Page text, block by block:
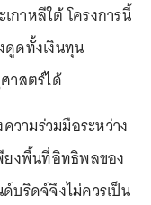
กาหลีใต้ โครงการนี้
ดทั้งเงินทุน
าสตร์ได้
วามร่วมมือระหว่าง
ยงพื้นที่อิทธิพลของ
บริดจ์จึงไม่ควรเป็น